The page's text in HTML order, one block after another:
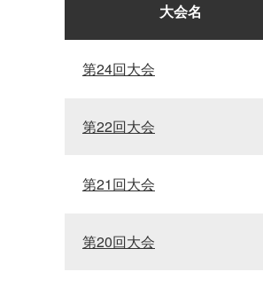
大会名
第24回大会
第22回大会
第21回大会
第20回大会